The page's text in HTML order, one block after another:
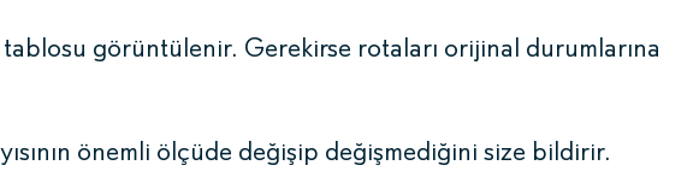
görüntülenir. Gerekirse rotaları orijinal durumlarına
önemli ölçüde değişip değişmediğini size bildirir.